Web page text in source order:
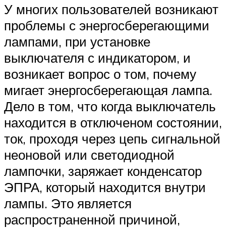
У многих пользователей возникают
проблемы с энергосберегающими
лампами, при установке
выключателя с индикатором, и
возникает вопрос о том, почему
мигает энергосберегающая лампа.
Дело в том, что когда выключатель
находится в отключеном состоянии,
ток, проходя через цепь сигнальной
неоновой или светодиодной
лампочки, заряжает конденсатор
ЭПРА, который находится внутри
лампы. Это является
распространенной причиной,